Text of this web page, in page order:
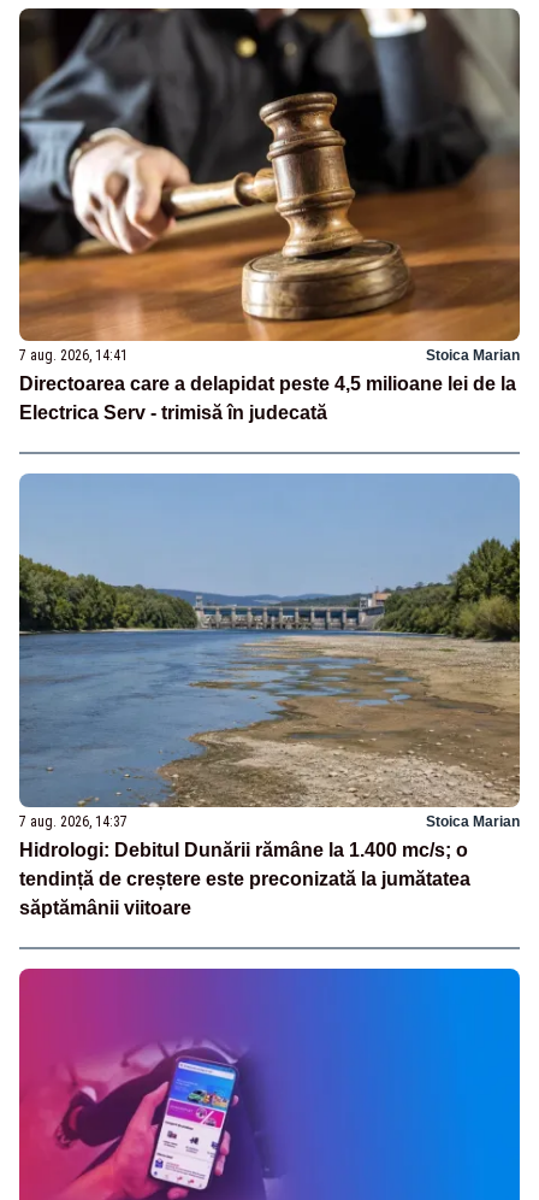
7 aug. 2026, 14:41 Stoica Marian
Directoarea care a delapidat peste 4,5 milioane lei de la
Electrica Serv - trimisă în judecată
7 aug. 2026, 14:37 Stoica Marian
Hidrologi: Debitul Dunării rămâne la 1.400 mc/s; o
tendință de creștere este preconizată la jumătatea
săptămânii viitoare